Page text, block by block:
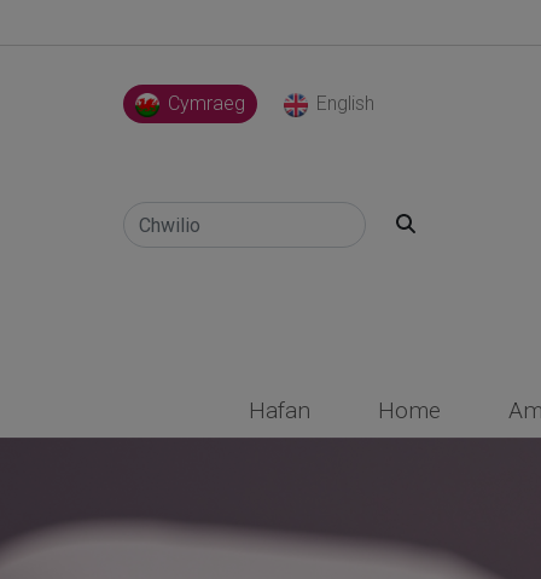
Cymraeg English
Hafan Home